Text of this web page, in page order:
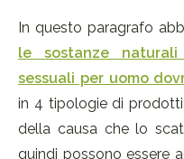
In questo paragrafo
le sostanze
sessuali per uomo
in 4 tipologie di
della causa che lo
quindi possono essere